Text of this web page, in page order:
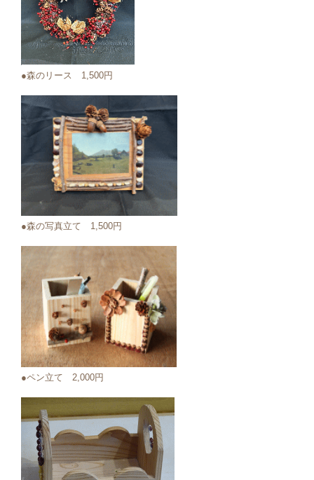
●森のリース 1,500円
●森の写真立て 1,500円
●ペン立て 2,000円